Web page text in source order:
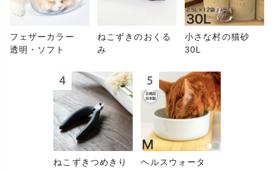
フェザーカラー
透明・ソフト
ねこずきのおくる
み
小さな村の猫砂
30L
ねこずきつめきり ヘルスウォータ